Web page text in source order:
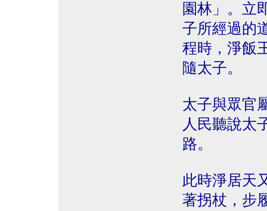
園林」。立
子所經過的
程時，淨飯
隨太子。
太子與眾官
人民聽說太
路。
此時淨居天
著拐杖，步